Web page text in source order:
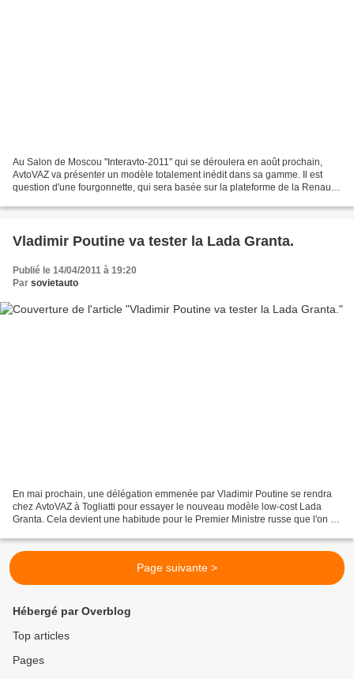
Au Salon de Moscou "Interavto-2011" qui se déroulera en août prochain,
AvtoVAZ va présenter un modèle totalement inédit dans sa gamme. Il est
question d'une fourgonnette, qui sera basée sur la plateforme de la Renault
Vladimir Poutine va tester la Lada Granta.
Publié le 14/04/2011 à 19:20
Par sovietauto
En mai prochain, une délégation emmenée par Vladimir Poutine se rendra
chez AvtoVAZ à Togliatti pour essayer le nouveau modèle low-cost Lada
Granta. Cela devient une habitude pour le Premier Ministre russe que l'on a
Page suivante >
Hébergé par Overblog
Top articles
Pages